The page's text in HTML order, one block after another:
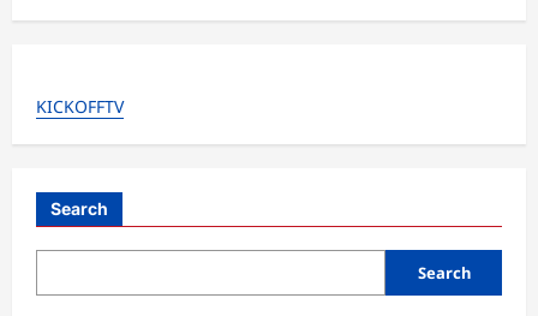
a
t
o
n
KICKOFFTV
Search
Search